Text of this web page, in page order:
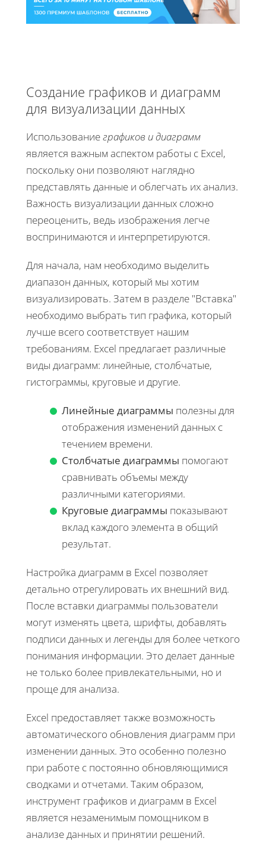
Создание графиков и диаграмм
для визуализации данных
Использованиеграфиков и диаграмм
является важным аспектом работы с Excel,
поскольку они позволяют наглядно
представлять данные и облегчать их анализ.
Важность визуализации данных сложно
переоценить, ведь изображения легче
воспринимаются и интерпретируются.
Для начала, нам необходимо выделить
диапазон данных, который мы хотим
визуализировать. Затем в разделе "Вставка"
необходимо выбрать тип графика, который
лучше всего соответствует нашим
требованиям. Excel предлагает различные
виды диаграмм: линейные, столбчатые,
гистограммы, круговые и другие.
Линейные диаграммы полезны для
отображения изменений данных с
течением времени.
Столбчатые диаграммы помогают
сравнивать объемы между
различными категориями.
Круговые диаграммы показывают
вклад каждого элемента в общий
результат.
Настройка диаграмм в Excel позволяет
детально отрегулировать их внешний вид.
После вставки диаграммы пользователи
могут изменять цвета, шрифты, добавлять
подписи данных и легенды для более четкого
понимания информации. Это делает данные
не только более привлекательными, но и
проще для анализа.
Excel предоставляет также возможность
автоматического обновления диаграмм при
изменении данных. Это особенно полезно
при работе с постоянно обновляющимися
сводками и отчетами. Таким образом,
инструмент графиков и диаграмм в Excel
является незаменимым помощником в
анализе данных и принятии решений.